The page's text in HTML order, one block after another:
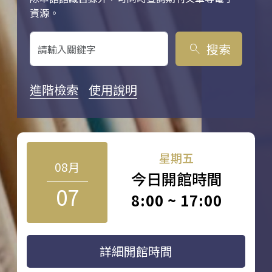
資源。
search 搜索
進階檢索 使用說明
08月
07
星期五
今日開館時間
8:00 ~ 17:00
詳細開館時間